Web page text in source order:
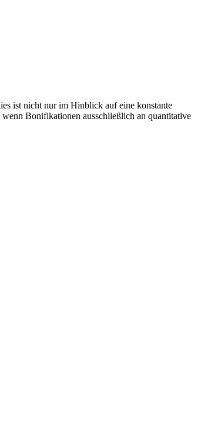
ist nicht nur im Hinblick auf eine konstante
Bonifikationen ausschließlich an quantitative